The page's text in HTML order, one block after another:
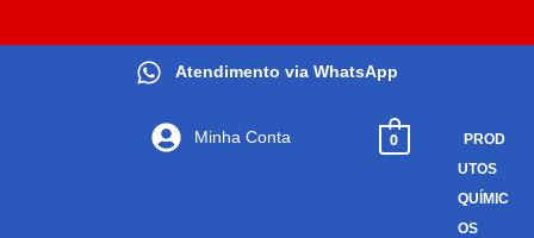
Atendimento via WhatsApp
Minha Conta 0
PROD
UTOS
QUÍMIC
OS